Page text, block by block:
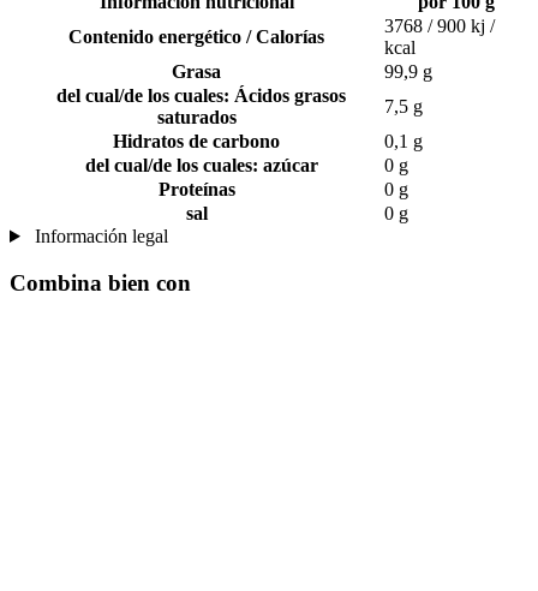
Contenido energético / Calorías
3768 / 900 kj /
kcal
Grasa
99,9 g
del cual/de los cuales: Ácidos grasos
saturados
7,5 g
Hidratos de carbono
0,1 g
del cual/de los cuales: azúcar
0 g
Proteínas
0 g
sal
0 g
Información legal
Combina bien con